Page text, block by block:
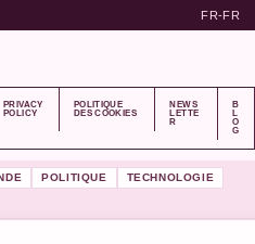
FR-FR
PRIVACY
POLICY
POLITIQUE
DES COOKIES
NEWS
LETTE
R
B
L
O
G
POLITIQUE
TECHNOLOGIE